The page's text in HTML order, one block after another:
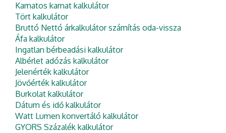
Kamatos kamat kalkulátor
Tört kalkulátor
Bruttó Nettó árkalkulátor számítás oda-vissza
Áfa kalkulátor
Ingatlan bérbeadási kalkulátor
Albérlet adózás kalkulátor
Jelenérték kalkulátor
Jövőérték kalkulátor
Burkolat kalkulátor
Dátum és idő kalkulátor
Watt Lumen konvertáló kalkulátor
GYORS Százalék kalkulátor